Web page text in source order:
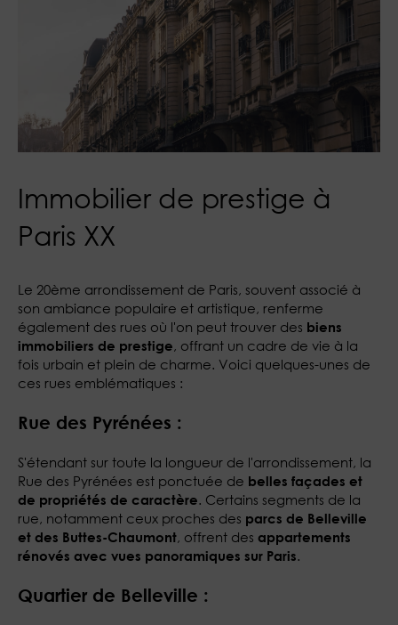
Immobilier de prestige à
Paris XX
Le 20ème arrondissement de Paris, souvent associé à
son ambiance populaire et artistique, renferme
également des rues où l'on peut trouver des biens
immobiliers de prestige, offrant un cadre de vie à la
fois urbain et plein de charme. Voici quelques-unes de
ces rues emblématiques :
Rue des Pyrénées :
S'étendant sur toute la longueur de l'arrondissement, la
Rue des Pyrénées est ponctuée de belles façades et
de propriétés de caractère. Certains segments de la
rue, notamment ceux proches des parcs de Belleville
et des Buttes-Chaumont, offrent des appartements
rénovés avec vues panoramiques sur Paris.
Quartier de Belleville :